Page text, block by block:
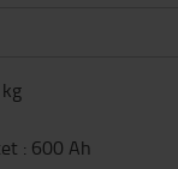
kg
: 600 Ah